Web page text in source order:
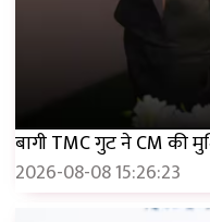
बागी TMC गुट ने CM की
2026-08-08 15:26:23